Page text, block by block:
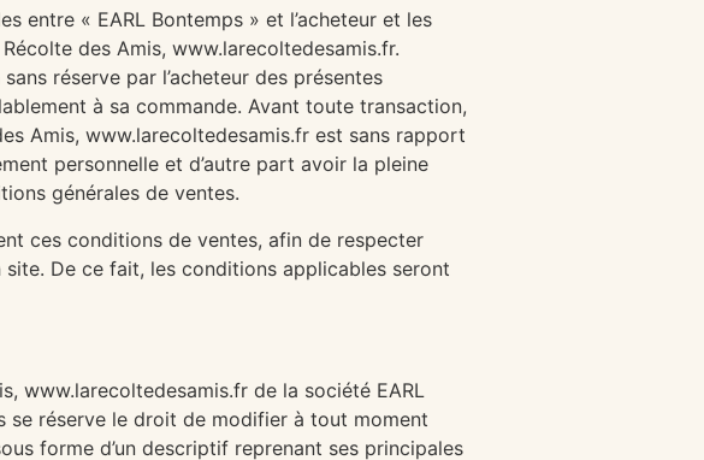
entre « EARL Bontemps » et l’acheteur et les
des Amis, www.larecoltedesamis.fr.
réserve par l’acheteur des présentes
à sa commande. Avant toute transaction,
Amis, www.larecoltedesamis.fr est sans rapport
personnelle et d’autre part avoir la pleine
générales de ventes.
ces conditions de ventes, afin de respecter
De ce fait, les conditions applicables seront
www.larecoltedesamis.fr de la société EARL
se réserve le droit de modifier à tout moment
forme d’un descriptif reprenant ses principales